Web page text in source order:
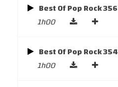
Best Of Pop Rock 356
1h00
Best Of Pop Rock 354
1h00